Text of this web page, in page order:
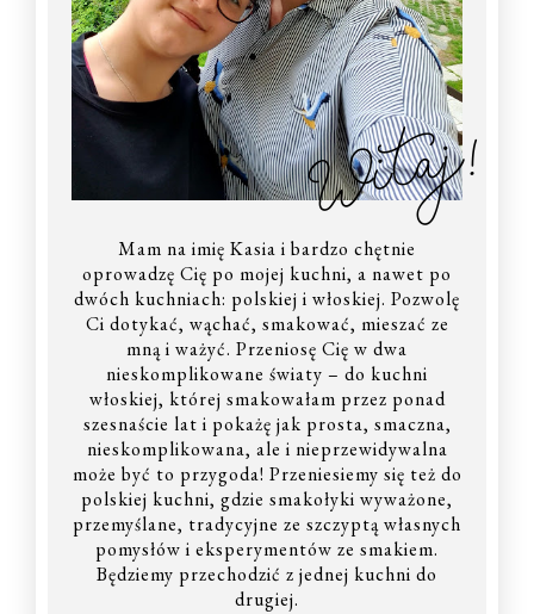
Witaj!
Mam na imię Kasia i bardzo chętnie
oprowadzę Cię po mojej kuchni, a nawet po
dwóch kuchniach: polskiej i włoskiej. Pozwolę
Ci dotykać, wąchać, smakować, mieszać ze
mną i ważyć. Przeniosę Cię w dwa
nieskomplikowane światy – do kuchni
włoskiej, której smakowałam przez ponad
szesnaście lat i pokażę jak prosta, smaczna,
nieskomplikowana, ale i nieprzewidywalna
może być to przygoda! Przeniesiemy się też do
polskiej kuchni, gdzie smakołyki wyważone,
przemyślane, tradycyjne ze szczyptą własnych
pomysłów i eksperymentów ze smakiem.
Będziemy przechodzić z jednej kuchni do
drugiej.